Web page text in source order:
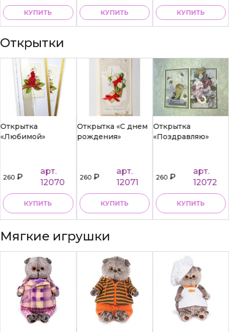
КУПИТЬ КУПИТЬ КУПИТЬ
Открытки
Открытка
«Любимой»
260₽
арт.
12070
КУПИТЬ
Открытка «С днем
рождения»
260₽
арт.
12071
КУПИТЬ
Открытка
«Поздравляю»
260₽
арт.
12072
КУПИТЬ
Мягкие игрушки